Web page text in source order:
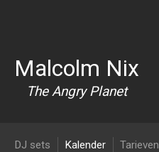
Malcolm Nix
The Angry Planet
DJ Malcolm Nix
DJ sets Kalender Tarieven